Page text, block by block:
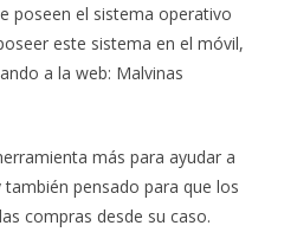
poseen el sistema operativo
este sistema en el móvil,
a la web: Malvinas
más para ayudar a
pensado para que los
compras desde su caso.